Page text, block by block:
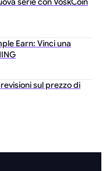
Earn: Vinci una
sul prezzo di